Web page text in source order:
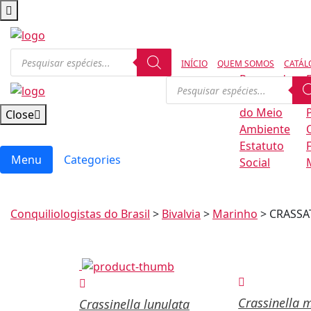
INÍCIO QUEM SOMOS
Regras de
Conservação
do Meio
Ambiente
Estatuto
Social
Close
Menu Categories
Conquiliologistas do Brasil > Bivalvia > Marinho >
Crassinella lunulata
Crassinella